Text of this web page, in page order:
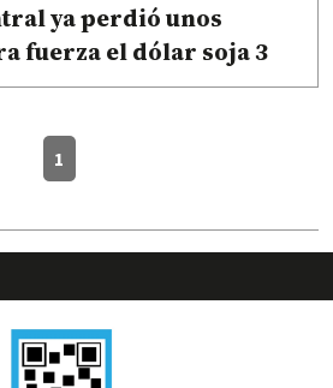
ya perdió unos
fuerza el dólar soja 3
1